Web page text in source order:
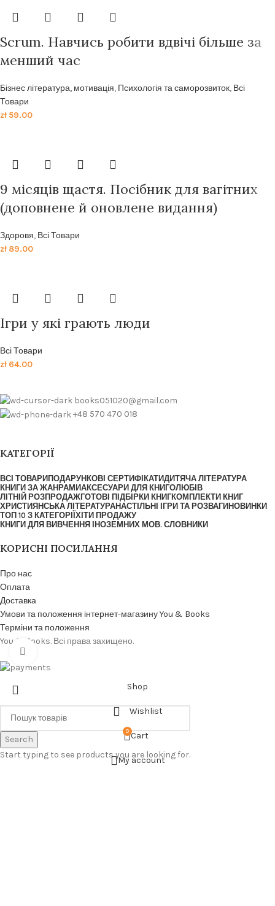
Scrum. Навчись робити вдвічі більше за
менший час
Бізнес література, мотивація, Психологія та саморозвиток, Всі
Товари
zł 59.00
9 місяців щастя. Посібник для вагітних
(доповнене й оновлене видання)
Здоровя, Всі Товари
zł 89.00
Ігри у які грають люди
Всі Товари
zł 64.00
books051020@gmail.com
+48 570 470 018
КАТЕГОРІЇ
ВСІ ТОВАРИ ПОДАРУНКОВІ СЕРТИФІКАТИДИТЯЧА ЛІТЕРАТУРА
КНИГИ ЗА ЖАНРАМИАКСЕСУАРИ ДЛЯ КНИГОЛЮБІВ
ЛІТНІЙ РОЗПРОДАЖГОТОВІ ПІДБІРКИ КНИГКОМПЛЕКТИ КНИГ
ХРИСТИЯНСЬКА ЛІТЕРАТУРАНАСТІЛЬНІ ІГРИ ТА РОЗВАГИ НОВИНКИ
ТОП 10 З КАТЕГОРІЇ ХІТИ ПРОДАЖУ
КНИГИ ДЛЯ ВИВЧЕННЯ ІНОЗЕМНИХ МОВ. СЛОВНИКИ
КОРИСНІ ПОСИЛАННЯ
Про нас
Оплата
Доставка
Умови та положення інтернет-магазину You & Books
Терміни та положення
You & Books. Всі права захищено.
Search
Start typing to see products you are looking for.
Shop
Wishlist
0 Cart
My account